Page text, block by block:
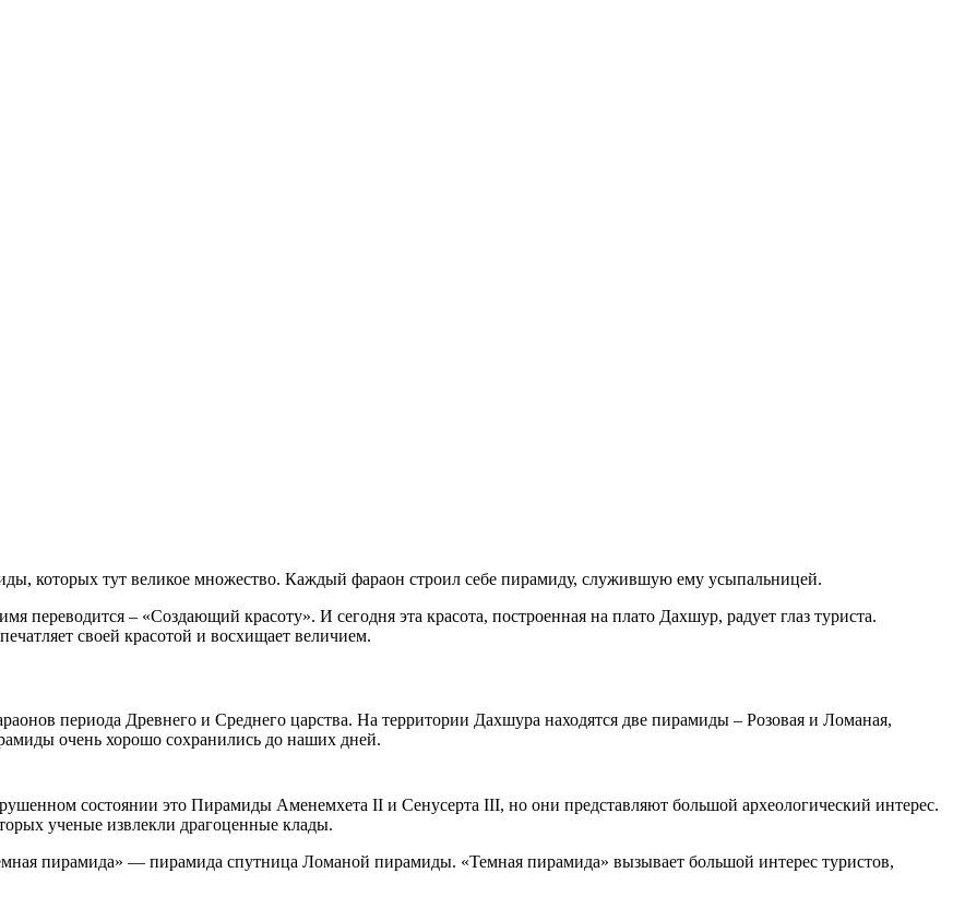
которых тут великое множество. Каждый фараон строил себе пирамиду, служившую ему усыпальницей.
переводится – «Создающий красоту». И сегодня эта красота, построенная на плато Дахшур, радует глаз туриста.
своей красотой и восхищает величием.
периода Древнего и Среднего царства. На территории Дахшура находятся две пирамиды – Розовая и Ломаная,
очень хорошо сохранились до наших дней.
состоянии это Пирамиды Аменемхета II и Сенусерта III, но они представляют большой археологический интерес.
ученые извлекли драгоценные клады.
пирамида» — пирамида спутница Ломаной пирамиды. «Темная пирамида» вызывает большой интерес туристов,